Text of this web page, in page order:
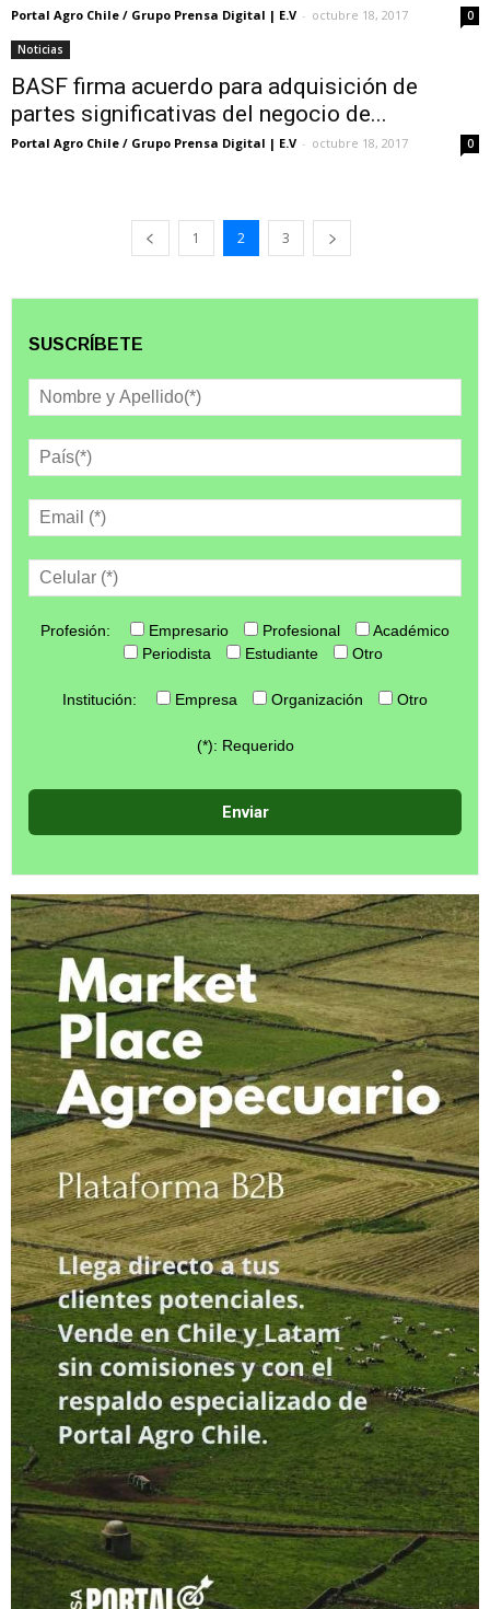
Portal Agro Chile / Grupo Prensa Digital | E.V - octubre 18, 2017 0
Noticias
BASF firma acuerdo para adquisición de
partes significativas del negocio de...
Portal Agro Chile / Grupo Prensa Digital | E.V - octubre 18, 2017 0
1 2 3
SUSCRÍBETE
Profesión: Empresario Profesional
Académico
Periodista
Estudiante Otro
Institución: Empresa Organización Otro
(*): Requerido